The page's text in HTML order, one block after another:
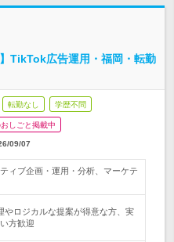
TikTok広告運用・福岡・転勤
転勤なし 学歴不問
しごと掲載中
09/07
ィブ企画・運用・分析、マーケテ
やロジカルな提案が得意な方、実
方歓迎